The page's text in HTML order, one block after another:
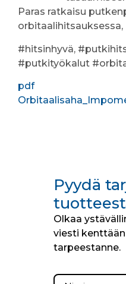
Paras ratkaisu
orbitaalihitsauksessa,
#hitsinhyvä,
#putkityökalut
pdf
Pyydä
Olkaa
viesti
tarpeestanne.